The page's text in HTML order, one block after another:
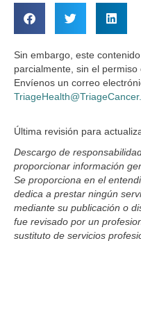
Sin embargo, este
parcialmente, sin el permiso
Envíenos un correo
Última revisión para
Descargo de
proporcionar información
Se proporciona en el
dedica a prestar ningún
mediante su publicación o
fue revisado por un
sustituto de servicios